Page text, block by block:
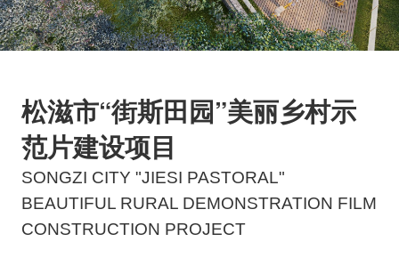
松滋市“街斯田园”美丽乡村示
范片建设项目
SONGZI CITY "JIESI PASTORAL"
BEAUTIFUL RURAL DEMONSTRATION FILM
CONSTRUCTION PROJECT